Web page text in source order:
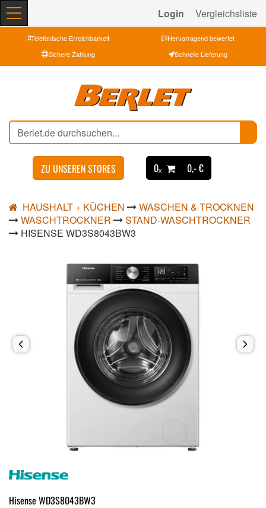
Login Vergleichsliste
Telefonische Erreichbarkeit
Hervorragend bewertet
Sichere Zahlung
Schnelle Lieferung
ZU UNSEREN STORES 0ₓ 0,- €
HAUSHALT + KÜCHEN
WASCHEN & TROCKNEN
WASCHTROCKNER
STAND-WASCHTROCKNER
HISENSE WD3S8043BW3
Hisense WD3S8043BW3